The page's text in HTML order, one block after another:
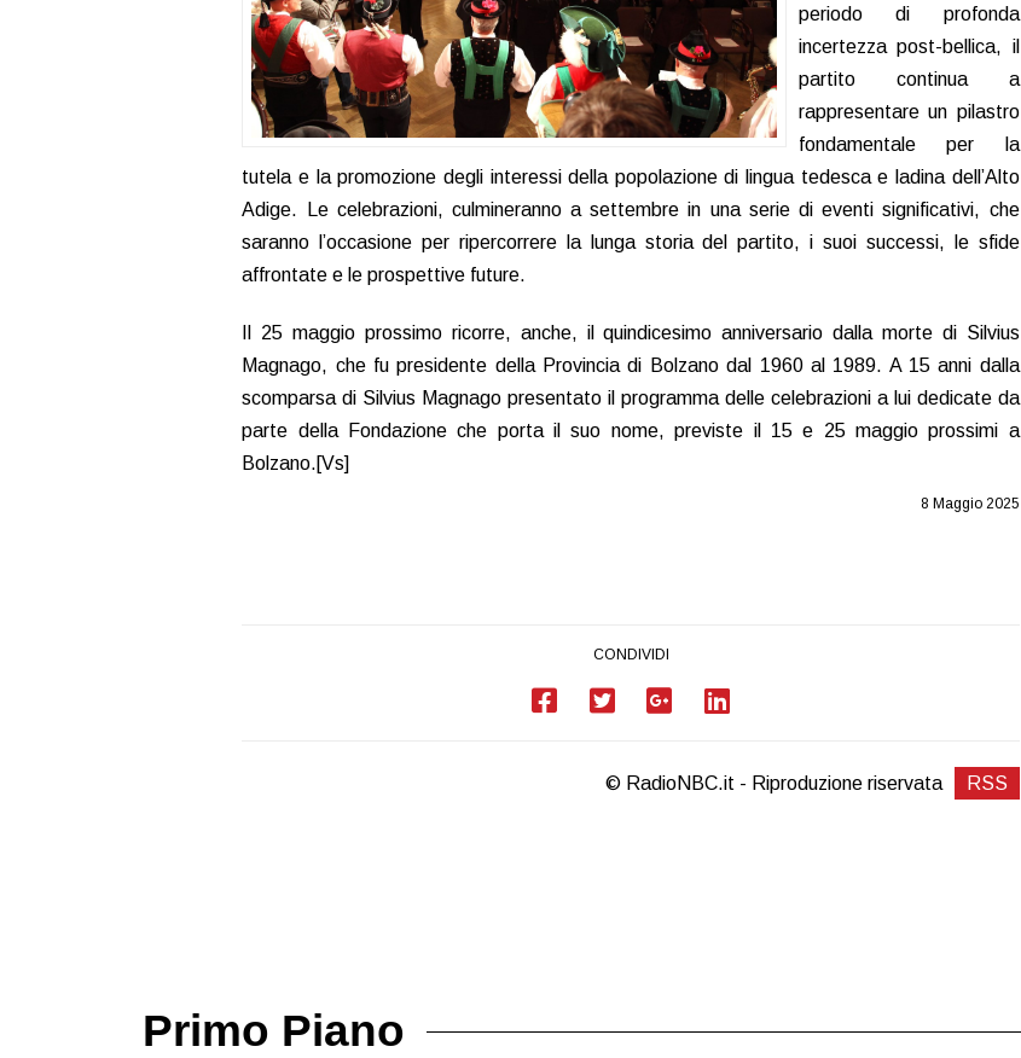
periodo di profonda
incertezza post-bellica, il
partito continua a
rappresentare un pilastro
fondamentale per la
tutela e la promozione degli interessi della popolazione di lingua tedesca e ladina dell’Alto
Adige. Le celebrazioni, culmineranno a settembre in una serie di eventi significativi, che
saranno l’occasione per ripercorrere la lunga storia del partito, i suoi successi, le sfide
affrontate e le prospettive future.
Il 25 maggio prossimo ricorre, anche, il quindicesimo anniversario dalla morte di Silvius
Magnago, che fu presidente della Provincia di Bolzano dal 1960 al 1989. A 15 anni dalla
scomparsa di Silvius Magnago presentato il programma delle celebrazioni a lui dedicate da
parte della Fondazione che porta il suo nome, previste il 15 e 25 maggio prossimi a
Bolzano.[Vs]
8 Maggio 2025
CONDIVIDI
© RadioNBC.it - Riproduzione riservata RSS
Primo Piano